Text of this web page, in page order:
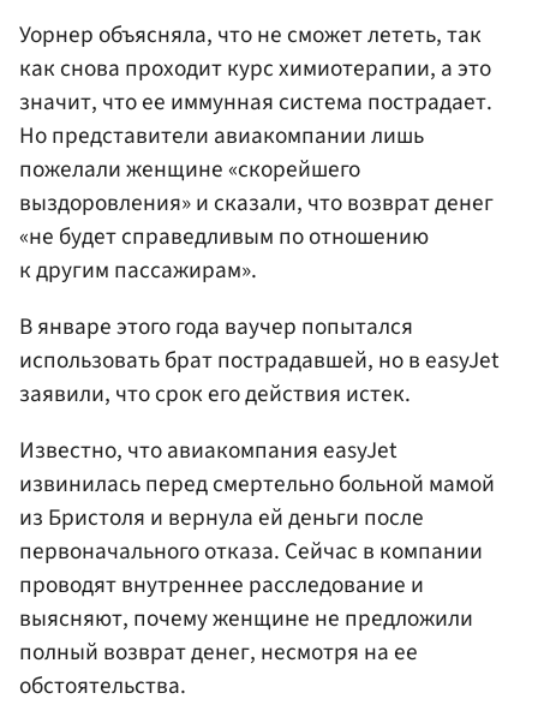
Уорнер объясняла, что не сможет лететь, так
как снова проходит курс химиотерапии, а это
значит, что ее иммунная система пострадает.
Но представители авиакомпании лишь
пожелали женщине «скорейшего
выздоровления» и сказали, что возврат денег
«не будет справедливым по отношению
к другим пассажирам».
В январе этого года ваучер попытался
использовать брат пострадавшей, но в easyJet
заявили, что срок его действия истек.
Известно, что авиакомпания easyJet
извинилась перед смертельно больной мамой
из Бристоля и вернула ей деньги после
первоначального отказа. Сейчас в компании
проводят внутреннее расследование и
выясняют, почему женщине не предложили
полный возврат денег, несмотря на ее
обстоятельства.